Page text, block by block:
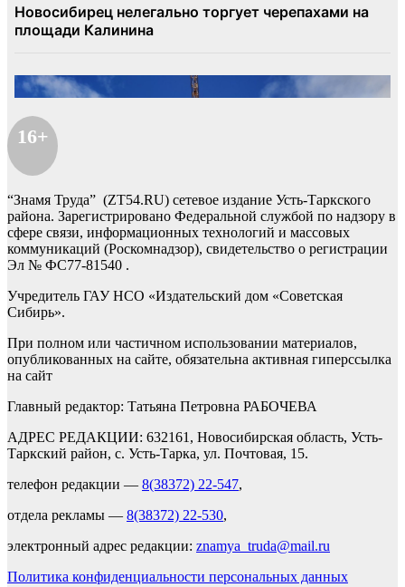
16+
“Знамя Труда” (ZT54.RU) сетевое издание Усть-Таркского
района. Зарегистрировано Федеральной службой по надзору в
сфере связи, информационных технологий и массовых
коммуникаций (Роскомнадзор), свидетельство о регистрации
Эл № ФС77-81540 .
Учредитель ГАУ НСО «Издательский дом «Советская
Сибирь».
При полном или частичном использовании материалов,
опубликованных на сайте, обязательна активная гиперссылка
на сайт
Главный редактор: Татьяна Петровна РАБОЧЕВА
АДРЕС РЕДАКЦИИ: 632161, Новосибирская область, Усть-
Таркский район, с. Усть-Тарка, ул. Почтовая, 15.
телефон редакции — 8(38372) 22-547,
отдела рекламы — 8(38372) 22-530,
электронный адрес редакции: znamya_truda@mail.ru
Политика конфиденциальности персональных данных